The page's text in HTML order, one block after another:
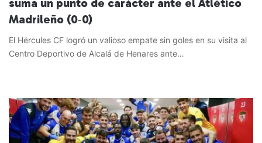
suma un punto de carácter ante el Atlético
Madrileño (0‑0)
El Hércules CF logró un valioso empate sin goles en su visita al
Centro Deportivo de Alcalá de Henares ante…